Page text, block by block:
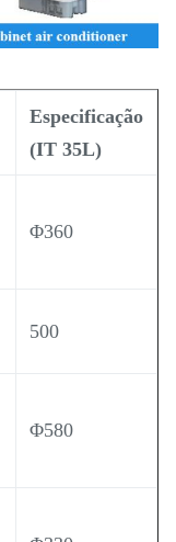
Especificação
(IT 35L)
Φ360
500
Φ580